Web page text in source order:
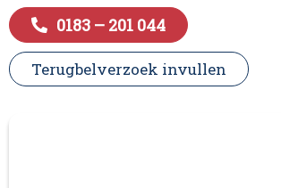
0183 – 201 044
Terugbelverzoek invullen